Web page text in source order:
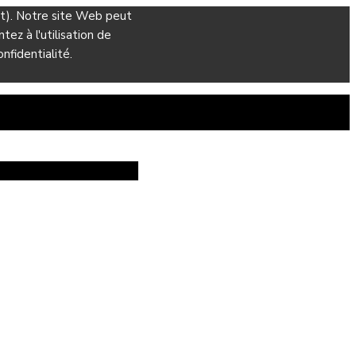
Notre site Web peut
à l'utilisation de